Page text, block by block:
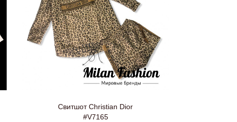
Свитшот Christian Dior
#V7165